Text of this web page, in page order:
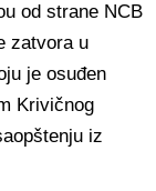
od strane NCB
zatvora u
je osuđen
Krivičnog
iz